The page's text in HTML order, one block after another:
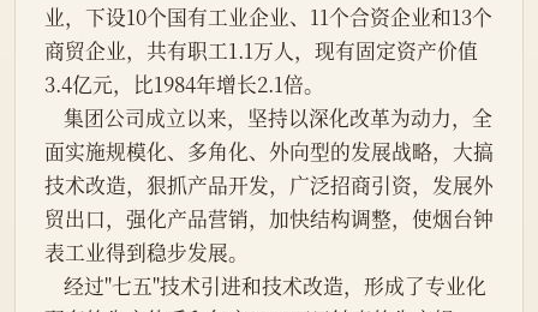
业，下设10个国有工业企业、11个合资企业和13个
商贸企业，共有职工1.1万人，现有固定资产价值
3.4亿元，比1984年增长2.1倍。
面实施规模化、多角化、外向型的发展战略，大搞
技术改造，狠抓产品开发，广泛招商引资，发展外
贸出口，强化产品营销，加快结构调整，使烟台钟
表工业得到稳步发展。